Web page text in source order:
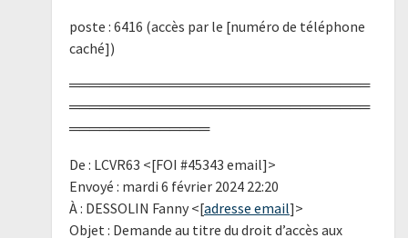
poste : 6416 (accès par le [numéro de téléphone
caché])
══════════════════════════════
══════════════════════════════
══════════════
De : LCVR63 <[FOI #45343 email]>
Envoyé : mardi 6 février 2024 22:20
À : DESSOLIN Fanny <[adresse email]>
Objet : Demande au titre du droit d’accès aux